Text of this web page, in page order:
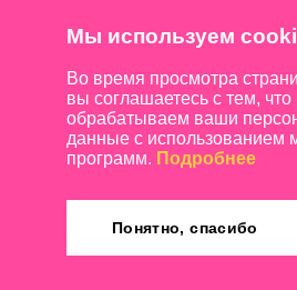
Мы используем
Во время просмотра
вы соглашаетесь с тем,
обрабатываем ваши
данные с использованием
программ. Подробнее
Понятно, спасибо